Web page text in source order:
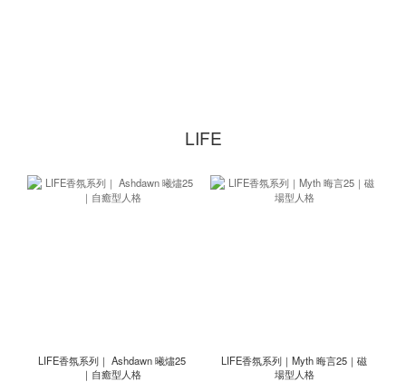
LIFE
LIFE香氛系列｜ Ashdawn 曦燼25
｜自癒型人格
LIFE香氛系列｜Myth 晦言25｜磁
場型人格